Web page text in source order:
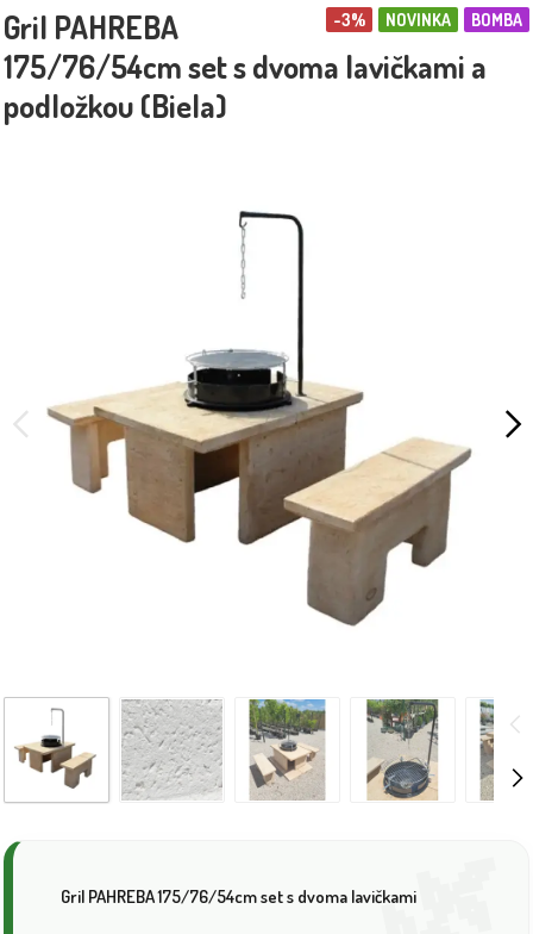
BOMBA
NOVINKA
-3%
Gril PAHREBA
175/76/54cm set s dvoma lavičkami a
podložkou (Biela)
Gril PAHREBA 175/76/54cm set s dvoma lavičkami